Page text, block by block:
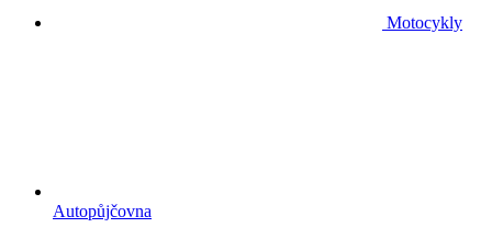
Motocykly
Autopůjčovna